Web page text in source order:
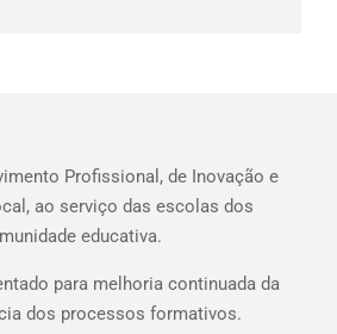
Profissional, de Inovação e
ao serviço das escolas dos
educativa.
para melhoria continuada da
dos processos formativos.